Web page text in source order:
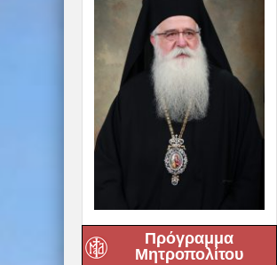
Πρόγραμμα
Μητροπολίτου